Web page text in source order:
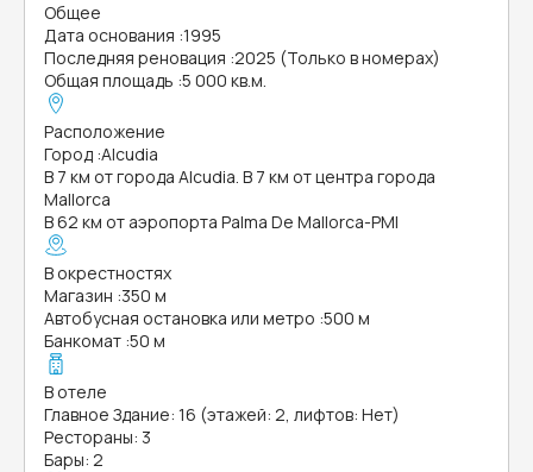
Общее
Дата основания :1995
Последняя реновация :2025 (Только в номерах)
Общая площадь :5 000 кв.м.
Расположение
Город :Alcudia
В 7 км от города Alcudia. В 7 км от центра города
Mallorca
В 62 км от аэропорта Palma De Mallorca-PMI
В окрестностях
Магазин :350 м
Автобусная остановка или метро :500 м
Банкомат :50 м
В отеле
Главное Здание: 16 (этажей: 2, лифтов: Нет)
Рестораны: 3
Бары: 2